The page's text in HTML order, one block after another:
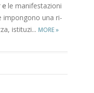
e le ma­ni­fe­sta­zio­ni
im­pon­go­no una ri­
isti­tu­zi... MORE»